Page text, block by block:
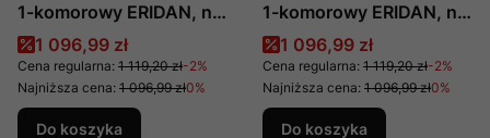
1-komorowy ERIDAN, nr
kat. ZQE_A10K,
producent Deante
Cena promocyjna
1 096,99 zł
Cena regularna: 1 119,20 zł-2%
Najniższa cena: 1 096,99 zł0%
Do koszyka
1-komorowy ERIDAN, nr
kat. ZQE_G10K,
producent Deante
Cena promocyjna
1 096,99 zł
Cena regularna: 1 119,20 zł-2%
Najniższa cena: 1 096,99 zł0%
Do koszyka